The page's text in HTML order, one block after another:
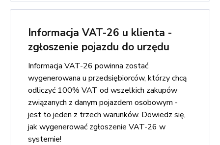
Informacja VAT-26 u klienta -
zgłoszenie pojazdu do urzędu
Informacja VAT-26 powinna zostać
wygenerowana u przedsiębiorców, którzy chcą
odliczyć 100% VAT od wszelkich zakupów
związanych z danym pojazdem osobowym -
jest to jeden z trzech warunków. Dowiedz się,
jak wygenerować zgłoszenie VAT-26 w
systemie!